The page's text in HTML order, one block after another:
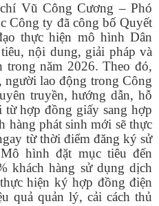
Vũ Công Cương – Phó
Công ty đã công bố Quyết
thực hiện mô hình Dân
nội dung, giải pháp và
năm 2026. Theo đó,
người lao động trong Công
truyền, hướng dẫn, hỗ
hợp đồng giấy sang hợp
hàng phát sinh mới sẽ thực
từ thời điểm đăng ký sử
hình đặt mục tiêu đến
khách hàng sử dụng dịch
hiện ký hợp đồng điện
quả quản lý, cải cách thủ